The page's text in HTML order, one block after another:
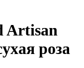
Artisan
роза